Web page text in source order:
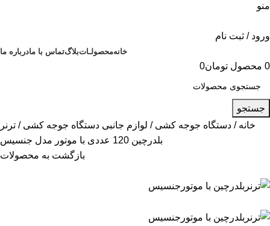
منو
ورود / ثبت نام
خانهمحصولـاتبلاگتماس با مادرباره ما
0 محصول تومان0
جستجو
خانه دستگاه جوجه کشی لوازم جانبی دستگاه جوجه کشی ترنر
بلدرچین 120 عددی با موتور مدل جنسیس
بازگشت به محصولات